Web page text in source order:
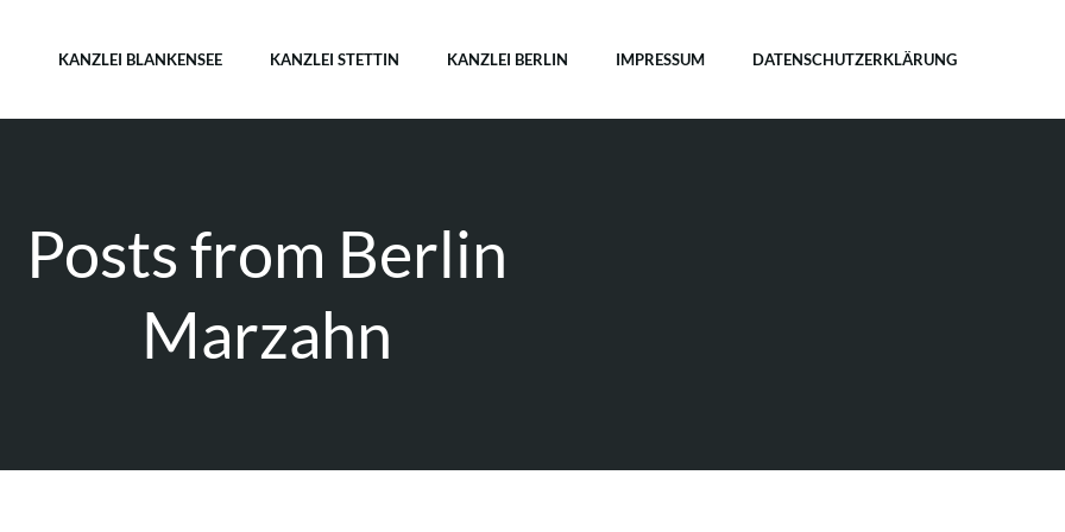
KANZLEI BLANKENSEE KANZLEI STETTIN KANZLEI BERLIN IMPRESSUM DATENSCHUTZERKLÄRUNG
Posts from Berlin
Marzahn